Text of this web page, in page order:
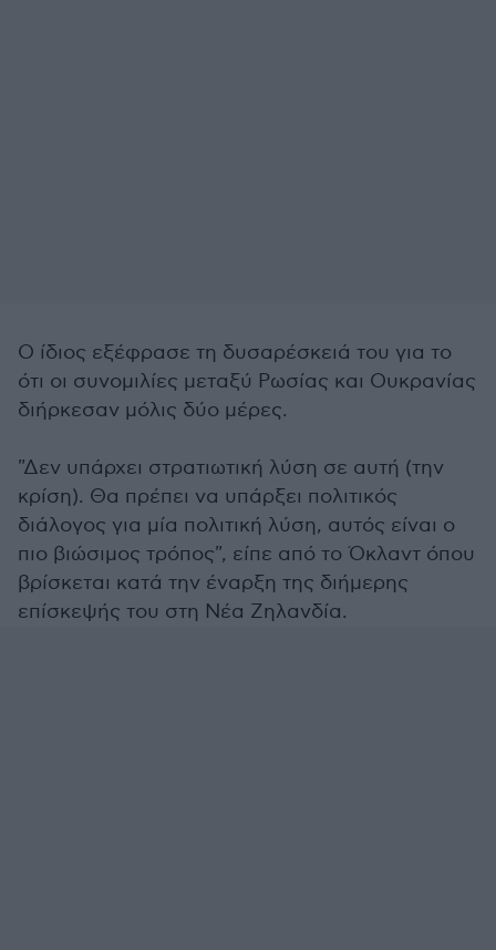
Ο ίδιος εξέφρασε τη δυσαρέσκειά του για το
ότι οι συνομιλίες μεταξύ Ρωσίας και Ουκρανίας
διήρκεσαν μόλις δύο μέρες.
"Δεν υπάρχει στρατιωτική λύση σε αυτή (την
κρίση). Θα πρέπει να υπάρξει πολιτικός
διάλογος για μία πολιτική λύση, αυτός είναι ο
πιο βιώσιμος τρόπος", είπε από το Όκλαντ όπου
βρίσκεται κατά την έναρξη της διήμερης
επίσκεψής του στη Νέα Ζηλανδία.